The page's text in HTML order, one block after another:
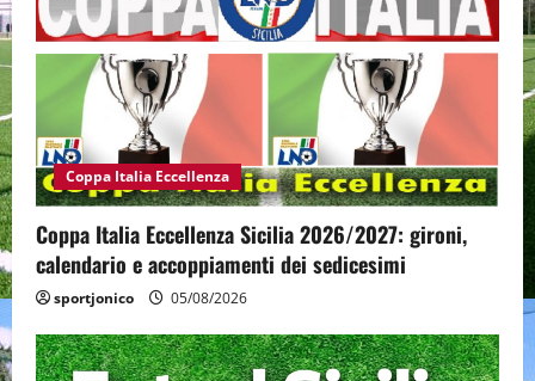
Coppa Italia Eccellenza
Coppa Italia Eccellenza Sicilia 2026/2027: gironi,
calendario e accoppiamenti dei sedicesimi
sportjonico 05/08/2026